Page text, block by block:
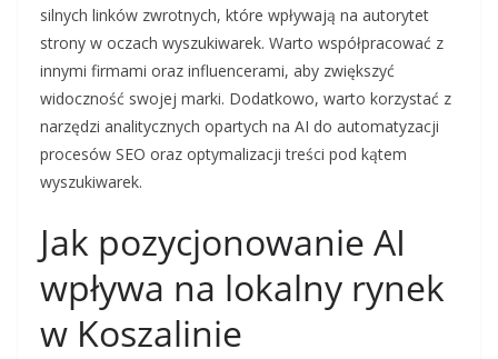
silnych linków zwrotnych, które wpływają na autorytet
strony w oczach wyszukiwarek. Warto współpracować z
innymi firmami oraz influencerami, aby zwiększyć
widoczność swojej marki. Dodatkowo, warto korzystać z
narzędzi analitycznych opartych na AI do automatyzacji
procesów SEO oraz optymalizacji treści pod kątem
wyszukiwarek.
Jak pozycjonowanie AI
wpływa na lokalny rynek
w Koszalinie